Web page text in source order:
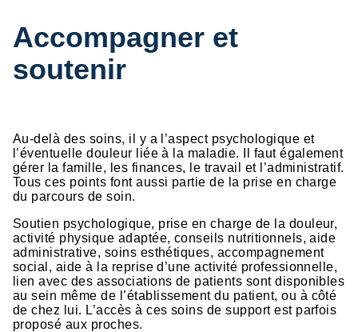
Accompagner et
soutenir
Au-delà des soins, il y a l’aspect psychologique et
l’éventuelle douleur liée à la maladie. Il faut également
gérer la famille, les finances, le travail et l’administratif.
Tous ces points font aussi partie de la prise en charge
du parcours de soin.
Soutien psychologique, prise en charge de la douleur,
activité physique adaptée, conseils nutritionnels, aide
administrative, soins esthétiques, accompagnement
social, aide à la reprise d’une activité professionnelle,
lien avec des associations de patients sont disponibles
au sein même de l’établissement du patient, ou à côté
de chez lui. L’accès à ces soins de support est parfois
proposé aux proches.